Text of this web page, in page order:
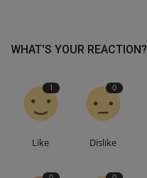
WHAT'S YOUR REACTION?
1
Like
0
Dislike